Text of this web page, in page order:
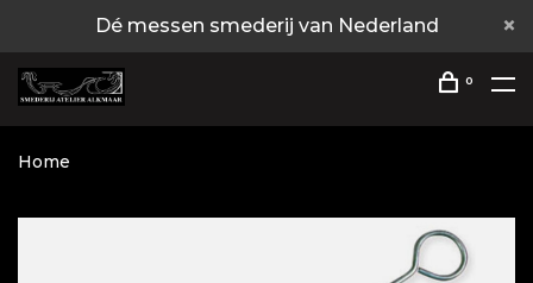
Dé messen smederij van Nederland
0
Home